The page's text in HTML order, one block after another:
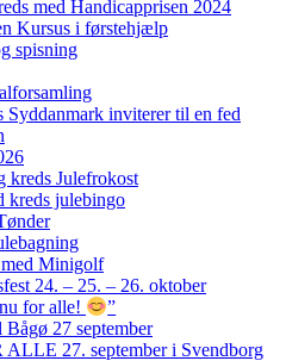
med Handicapprisen 2024
Kursus i førstehjælp
spisning
inviterer til en fed
kreds Julefrokost
kreds julebingo
med Minigolf
24. – 25. – 26. oktober
for alle!
”
27 september
27. september i Svendborg